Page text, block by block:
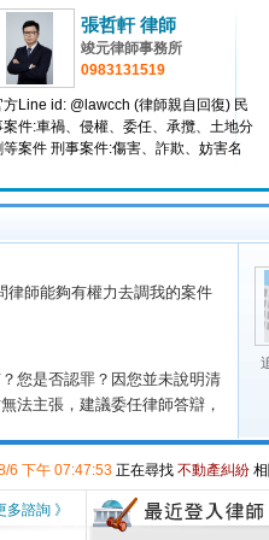
影片放網路多平台賺取流量營]
案件
案件
責人]
案件
問] 案件
要求資遣] 案件
名]
案件
張哲軒 律師
竣元律師事務所
0983131519
方Line id: @lawcch (律師親自回復) 民
案件:車禍、侵權、委任、承攬、土地分
等案件 刑事案件:傷害、詐欺、妨害名
關係、遺產爭訟等案件 勞工案件:請求
律師能夠有權力去調我的案件
您是否認罪？因您並未說明清
法主張，建議委任律師答辯，
6 下午 07:47:53 正在尋找 不動產糾紛
消費糾紛相關律師
一般刑事訴訟相關律師
多諮詢 》